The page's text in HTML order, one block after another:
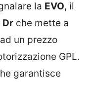
la EVO, il
Dr che mette a
un prezzo
GPL.
garantisce